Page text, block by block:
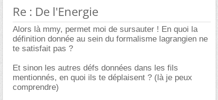
Re : De l'Energie
Alors là mmy, permet moi de sursauter ! En quoi la
définition donnée au sein du formalisme lagrangien ne
te satisfait pas ?
Et sinon les autres défs données dans les fils
mentionnés, en quoi ils te déplaisent ? (là je peux
comprendre)